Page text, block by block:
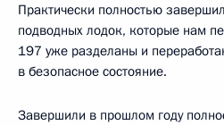
Практически полностью
подводных лодок, которые нам
197 уже разделаны и
в безопасное состояние.
Завершили в прошлом году